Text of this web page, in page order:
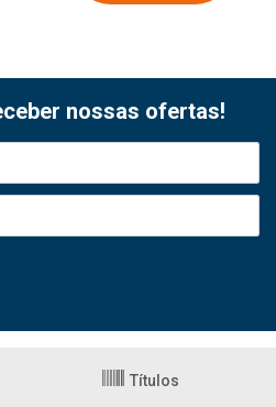
nossas ofertas!
Títulos